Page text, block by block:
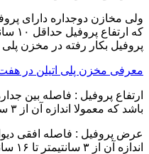
ولی مخازن دوجداره دارای
که
پروفیل بکار رفته در مخزن پلی
معرفی مخزن پلی اتیلن در هفت
ارتفاع پروفیل : فاصله بین
باشد که معمولا اندازه آن از ۳ سانتیمتر تا ۱۶ سانتیمتر است.
عرض پروفیل : فاصله افقی
اندازه آن از ۳ سانتیمتر تا ۱۶ سانتیمتر است.